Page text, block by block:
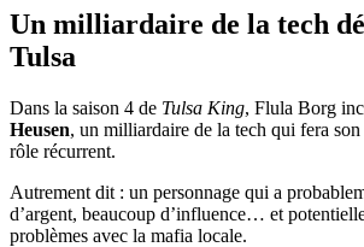
Un milliardaire de la tech
Tulsa
Dans la saison 4 de Tulsa King, Flula Borg
Heusen, un milliardaire de la tech qui fera
rôle récurrent.
Autrement dit : un personnage qui a
d’argent, beaucoup d’influence… et
problèmes avec la mafia locale.